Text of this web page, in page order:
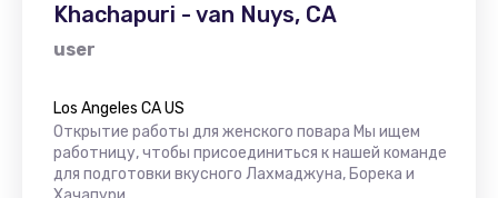
Khachapuri - van Nuys, CA
user
Los Angeles CA US
Открытие работы для женского повара Мы ищем
работницу, чтобы присоединиться к нашей команде
для подготовки вкусного Лахмаджуна, Борека и